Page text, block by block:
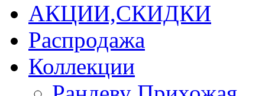
АКЦИИ,СКИДКИ
Распродажа
Коллекции